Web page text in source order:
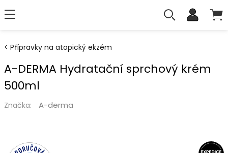
Přípravky na atopický ekzém
A-DERMA Hydratační sprchový krém
500ml
Značka: A-derma